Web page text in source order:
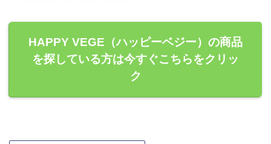
HAPPY VEGE（ハッピーベジー）の商品
を探している方は今すぐこちらをクリッ
ク